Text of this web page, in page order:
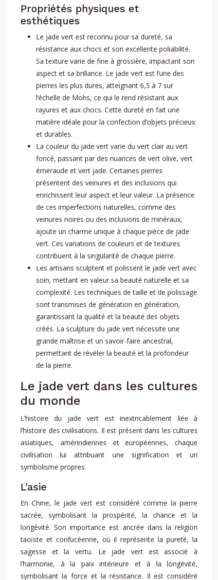
Propriétés physiques et
esthétiques
Le jade vert est reconnu pour sa dureté, sa
résistance aux chocs et son excellente poliabilité.
Sa texture varie de fine à grossière, impactant son
aspect et sa brillance. Le jade vert est l’une des
pierres les plus dures, atteignant 6,5 à 7 sur
l’échelle de Mohs, ce qui le rend résistant aux
rayures et aux chocs. Cette dureté en fait une
matière idéale pour la confection d’objets précieux
et durables.
La couleur du jade vert varie du vert clair au vert
foncé, passant par des nuances de vert olive, vert
émeraude et vert jade. Certaines pierres
présentent des veinures et des inclusions qui
enrichissent leur aspect et leur valeur. La présence
de ces imperfections naturelles, comme des
veinures noires ou des inclusions de minéraux,
ajoute un charme unique à chaque pièce de jade
vert. Ces variations de couleurs et de textures
contribuent à la singularité de chaque pierre.
Les artisans sculptent et polissent le jade vert avec
soin, mettant en valeur sa beauté naturelle et sa
complexité. Les techniques de taille et de polissage
sont transmises de génération en génération,
garantissant la qualité et la beauté des objets
créés. La sculpture du jade vert nécessite une
grande maîtrise et un savoir-faire ancestral,
permettant de révéler la beauté et la profondeur
de la pierre.
Le jade vert dans les cultures
du monde
L’histoire du jade vert est inextricablement liée à
l’histoire des civilisations. Il est présent dans les cultures
asiatiques, amérindiennes et européennes, chaque
civilisation lui attribuant une signification et un
symbolisme propres.
L’asie
En Chine, le jade vert est considéré comme la pierre
sacrée, symbolisant la prospérité, la chance et la
longévité. Son importance est ancrée dans la religion
taoïste et confucéenne, où il représente la pureté, la
sagesse et la vertu. Le jade vert est associé à
l’harmonie, à la paix intérieure et à la longévité,
symbolisant la force et la résistance. Il est considéré